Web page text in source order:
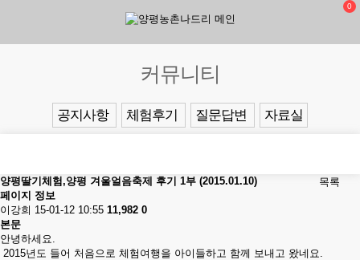
0
커뮤니티
공지사항 체험후기 질문답변 자료실
목록
양평딸기체험,양평 겨울얼음축제 후기 1부 (2015.01.10)
페이지 정보
이강희 15-01-12 10:55 11,982 0
본문
안녕하세요.
2015년도 들어 처음으로 체험여행을 아이들하고 함께 보내고 왔네요.